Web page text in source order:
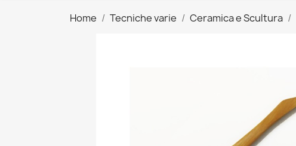
Home Tecniche varie Ceramica e Scultura